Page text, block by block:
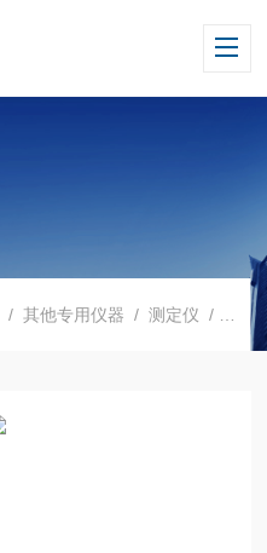
/其他专用仪器 /测定仪 / H09392泵吸式硫化氢检测仪